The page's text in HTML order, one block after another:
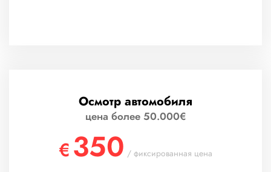
Осмотр автомобиля
цена более 50.000€
€350 / фиксированная цена